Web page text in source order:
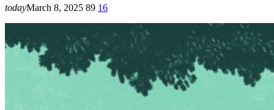
todayMarch 8, 2025 89 16